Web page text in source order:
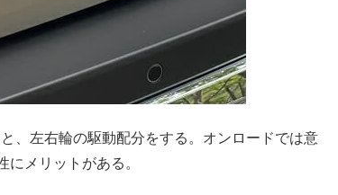
、左右輪の駆動配分をする。オンロードでは意
メリットがある。